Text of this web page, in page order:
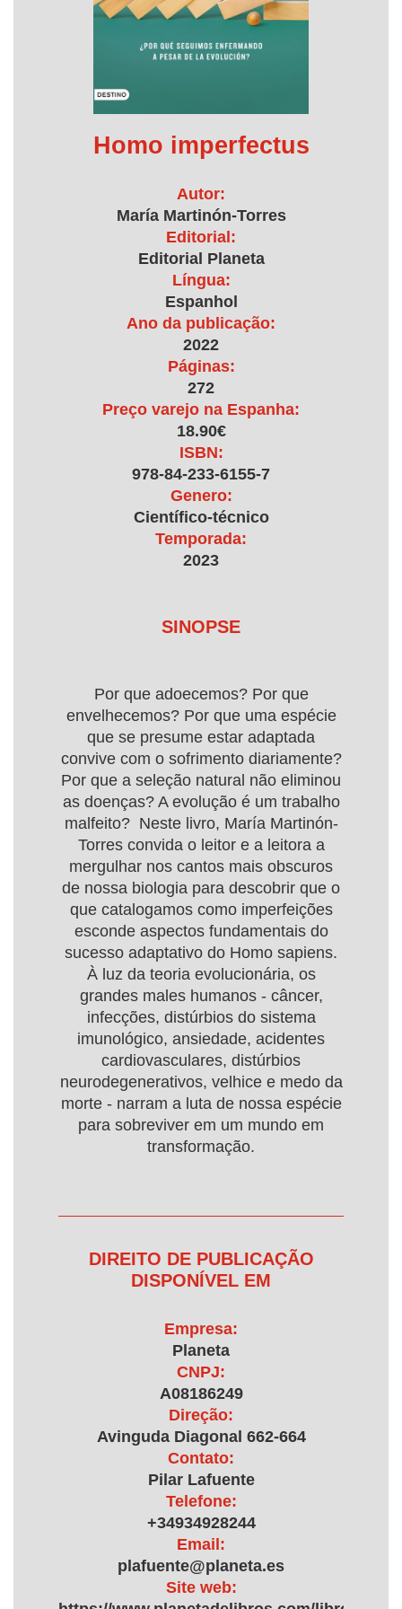
Homo imperfectus
Autor:
María Martinón-Torres
Editorial:
Editorial Planeta
Língua:
Espanhol
Ano da publicação:
2022
Páginas:
272
Preço varejo na Espanha:
18.90€
ISBN:
978-84-233-6155-7
Genero:
Científico-técnico
Temporada:
2023
SINOPSE
Por que adoecemos? Por que
envelhecemos? Por que uma espécie
que se presume estar adaptada
convive com o sofrimento diariamente?
Por que a seleção natural não eliminou
as doenças? A evolução é um trabalho
malfeito? Neste livro, María Martinón-
Torres convida o leitor e a leitora a
mergulhar nos cantos mais obscuros
de nossa biologia para descobrir que o
que catalogamos como imperfeições
esconde aspectos fundamentais do
sucesso adaptativo do Homo sapiens.
À luz da teoria evolucionária, os
grandes males humanos - câncer,
infecções, distúrbios do sistema
imunológico, ansiedade, acidentes
cardiovasculares, distúrbios
neurodegenerativos, velhice e medo da
morte - narram a luta de nossa espécie
para sobreviver em um mundo em
transformação.
DIREITO DE PUBLICAÇÃO
DISPONÍVEL EM
Empresa:
Planeta
CNPJ:
A08186249
Direção:
Avinguda Diagonal 662-664
Contato:
Pilar Lafuente
Telefone:
+34934928244
Email:
plafuente@planeta.es
Site web: